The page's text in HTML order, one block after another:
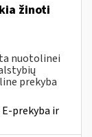
žinoti
nuotolinei
prekyba
E-prekyba ir